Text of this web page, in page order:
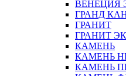
ВЕНЕЦИЯ
ГРАНД
ГРАНИТ
ГРАНИТ
КАМЕНЬ
КАМЕНЬ
КАМЕНЬ